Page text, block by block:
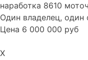
наработка 8610
Один владелец, один
Цена 6 000 000 руб
X